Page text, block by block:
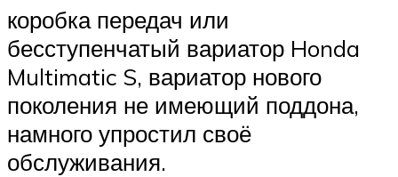
коробка передач или
бесступенчатый вариатор Honda
Multimatic S, вариатор нового
поколения не имеющий поддона,
намного упростил своё
обслуживания.